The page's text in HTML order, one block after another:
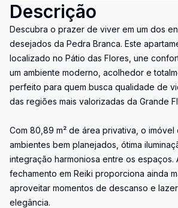
Descrição
Descubra o prazer de viver em um dos
desejados da Pedra Branca. Este
localizado no Pátio das Flores, une
um ambiente moderno, acolhedor e
perfeito para quem busca qualidade de
das regiões mais valorizadas da Grande
Com 80,89 m² de área privativa, o imóvel
ambientes bem planejados, ótima
integração harmoniosa entre os espaços.
fechamento em Reiki proporciona ainda
aproveitar momentos de descanso e
elegância.